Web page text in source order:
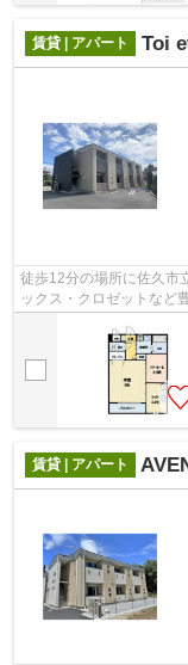
賃貸 | アパート Toi
徒歩12分の場所に佐久市
ックス・クロゼットなど
す。直接会わずにインタ
賃貸 | アパート